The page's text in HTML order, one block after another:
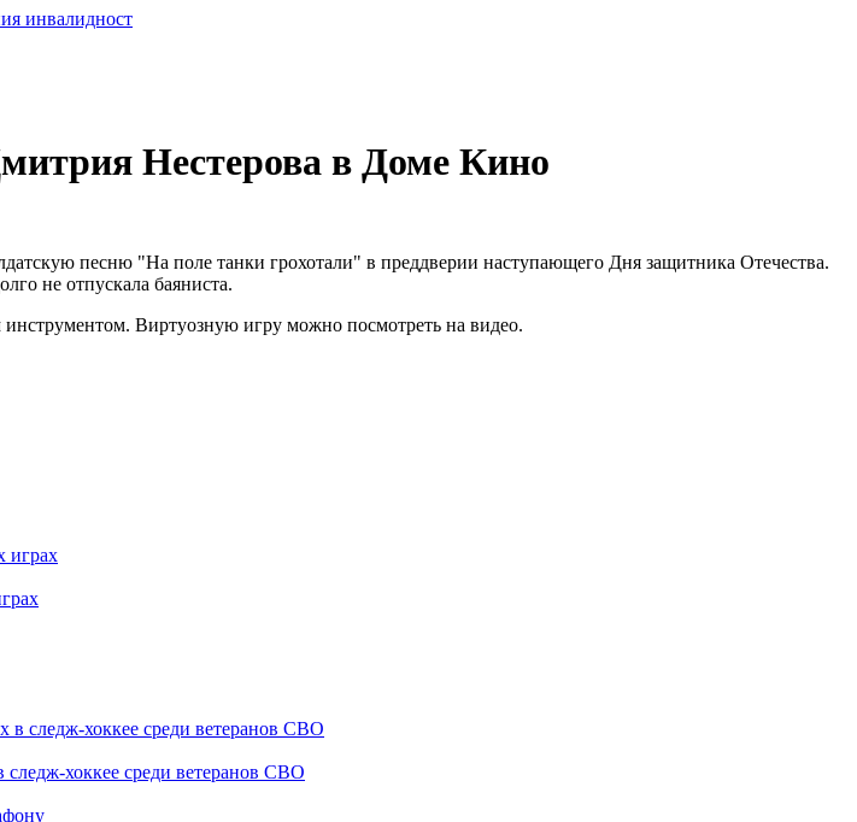
инвалидност
Нестерова в Доме Кино
песню "На поле танки грохотали" в преддверии наступающего Дня защитника Отечества.
не отпускала баяниста.
Виртуозную игру можно посмотреть на видео.
хоккее среди ветеранов СВО